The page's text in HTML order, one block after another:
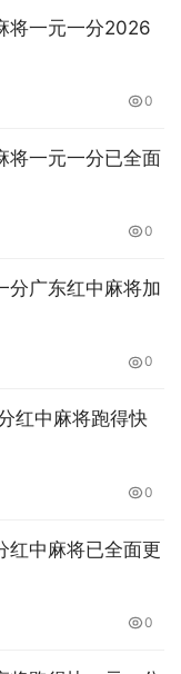
将一元一分2026
0
将一元一分已全面
0
分广东红中麻将加
0
红中麻将跑得快
0
红中麻将已全面更
0